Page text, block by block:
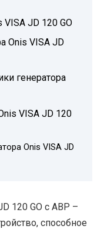
VISA JD 120 GO
Onis VISA JD
генератора
VISA JD 120
Onis VISA JD
120 GO с АВР –
способное